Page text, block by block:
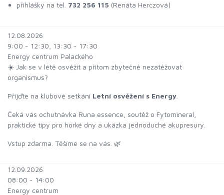
přihlášky na tel. 732 256 115 (Renáta Herczová)
12.08.2026
9:00 - 12:30, 13:30 - 17:30
Energy centrum Palackého
☀️ Jak se v létě osvěžit a přitom zbytečně nezatěžovat
organismus?
Přijďte na klubové setkání Letní osvěžení s Energy
Čeká vás ochutnávka Runa essence, soutěž o Fytomineral,
praktické tipy pro horké dny a ukázka jednoduché akupresury.
Vstup zdarma. Těšíme se na vás. 🌿
12.09.2026
08:00 - 14:00
Energy centrum